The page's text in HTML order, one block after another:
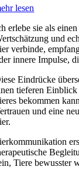
lesen
erlebe sie als
und
verbinde,
innere Impulse,
Eindrücke
tieferen
bekommen
und eine
Tiere bewusster